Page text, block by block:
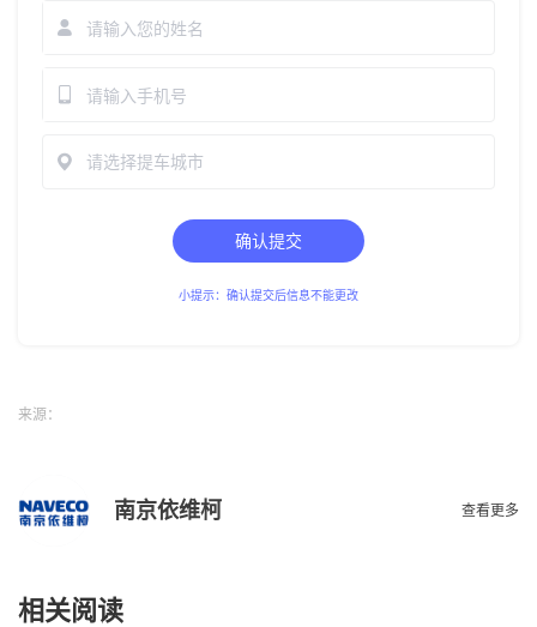
请选择提车城市
确认提交
小提示：确认提交后信息不能更改
来源：
南京依维柯 查看更多
相关阅读